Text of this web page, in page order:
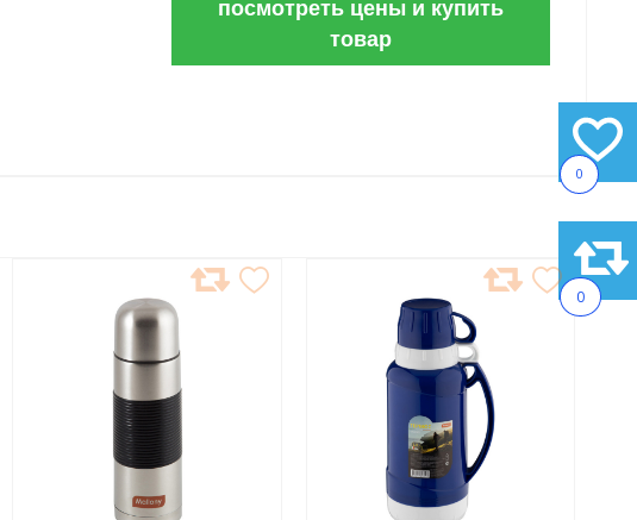
0
0
посмотреть цены и купить
товар
ДОБАВИТЬ
ИЗБРАННОЕ
ДОБАВИТЬ
ИЗБРАННОЕ